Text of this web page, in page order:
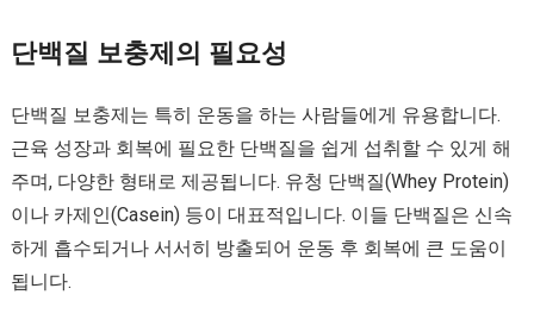
단백질 보충제의 필요성
단백질 보충제는 특히 운동을 하는 사람들에게 유용합니다.
근육 성장과 회복에 필요한 단백질을 쉽게 섭취할 수 있게 해
주며, 다양한 형태로 제공됩니다. 유청 단백질(Whey Protein)
이나 카제인(Casein) 등이 대표적입니다. 이들 단백질은 신속
하게 흡수되거나 서서히 방출되어 운동 후 회복에 큰 도움이
됩니다.